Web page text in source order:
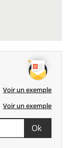
Voir un exemple
Voir un exemple